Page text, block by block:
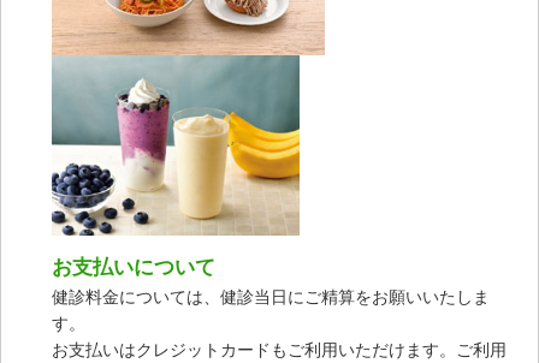
お支払いについて
健診料金については、健診当日にご精算をお願いいたしま
す。
お支払いはクレジットカードもご利用いただけます。ご利用